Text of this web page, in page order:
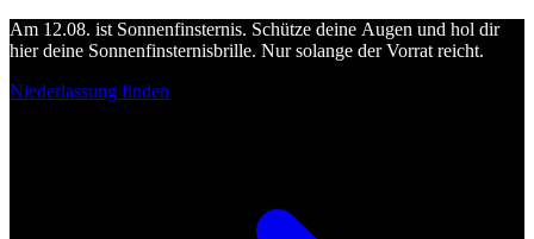
Am 12.08. ist Sonnenfinsternis. Schütze deine Augen und hol dir
hier deine Sonnenfinsternisbrille. Nur solange der Vorrat reicht.
Niederlassung finden